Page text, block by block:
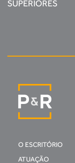
SUPERIORES
O ESCRITÓRIO
ATUAÇÃO